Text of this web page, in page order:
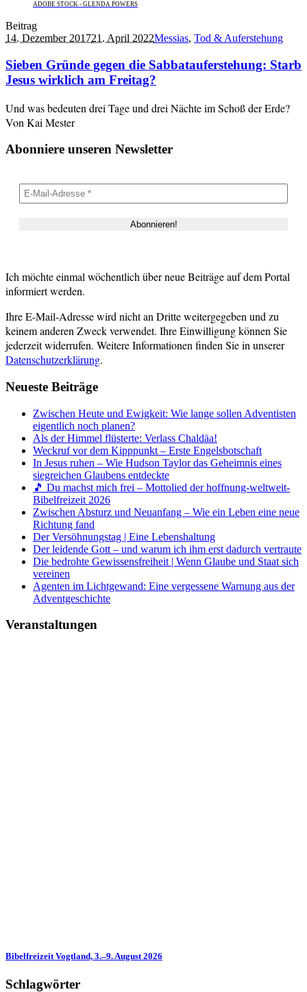
ADOBE STOCK - GLENDA POWERS
Beitrag
14. Dezember 201721. April 2022Messias, Tod & Auferstehung
Sieben Gründe gegen die Sabbatauferstehung: Starb
Jesus wirklich am Freitag?
Und was bedeuten drei Tage und drei Nächte im Schoß der Erde?
Von Kai Mester
Abonniere unseren Newsletter
Ich möchte einmal wöchentlich über neue Beiträge auf dem Portal
informiert werden.
Ihre E-Mail-Adresse wird nicht an Dritte weitergegeben und zu
keinem anderen Zweck verwendet. Ihre Einwilligung können Sie
jederzeit widerrufen. Weitere Informationen finden Sie in unserer
Datenschutzerklärung.
Neueste Beiträge
Zwischen Heute und Ewigkeit: Wie lange sollen Adventisten
eigentlich noch planen?
Als der Himmel flüsterte: Verlass Chaldäa!
Weckruf vor dem Kipppunkt – Erste Engelsbotschaft
In Jesus ruhen – Wie Hudson Taylor das Geheimnis eines
siegreichen Glaubens entdeckte
🎵 Du machst mich frei – Mottolied der hoffnung-weltweit-
Bibelfreizeit 2026
Zwischen Absturz und Neuanfang – Wie ein Leben eine neue
Richtung fand
Der Versöhnungstag | Eine Lebenshaltung
Der leidende Gott – und warum ich ihm erst dadurch vertraute
Die bedrohte Gewissensfreiheit | Wenn Glaube und Staat sich
vereinen
Agenten im Lichtgewand: Eine vergessene Warnung aus der
Adventgeschichte
Veranstaltungen
Bibelfreizeit Vogtland, 3.–9. August 2026
Schlagwörter